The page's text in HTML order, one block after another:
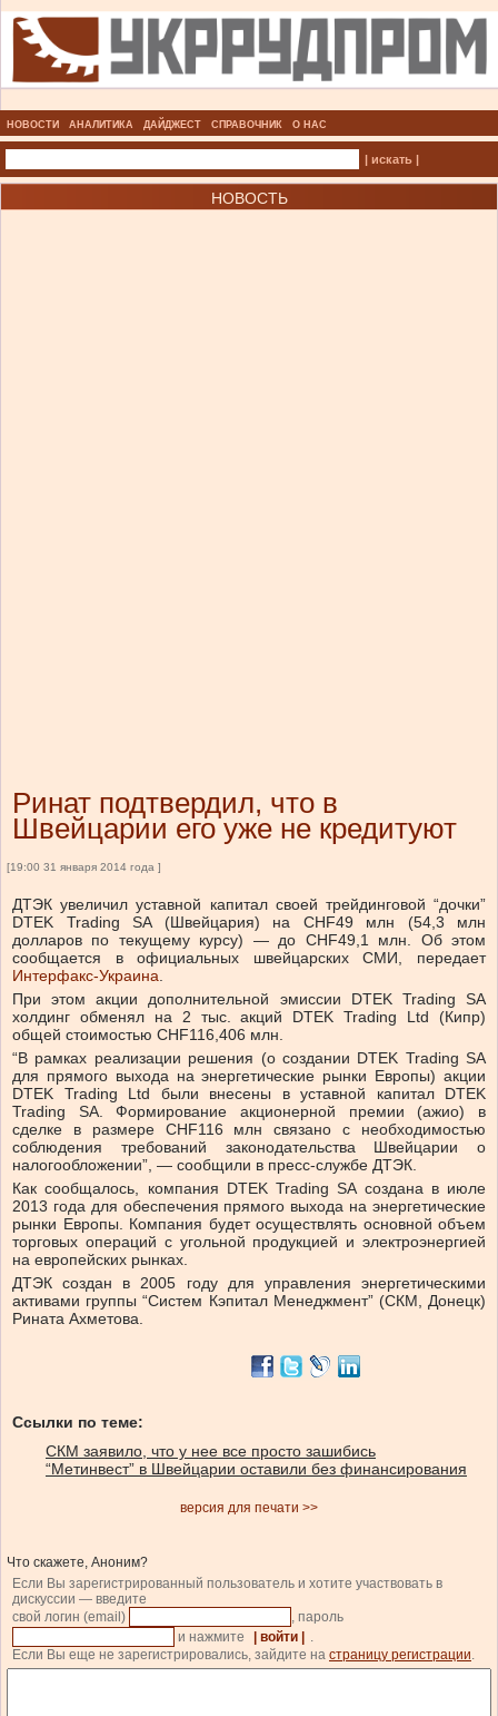
НОВОСТИ АНАЛИТИКА ДАЙДЖЕСТ СПРАВОЧНИК О НАС
| искать |
НОВОСТЬ
Ринат подтвердил, что в
Швейцарии его уже не кредитуют
[19:00 31 января 2014 года ]
ДТЭК увеличил уставной капитал своей трейдинговой “дочки”
DTEK Trading SA (Швейцария) на CHF49 млн (54,3 млн
долларов по текущему курсу) — до CHF49,1 млн. Об этом
сообщается в официальных швейцарских СМИ, передает
Интерфакс-Украина.
При этом акции дополнительной эмиссии DTEK Trading SA
холдинг обменял на 2 тыс. акций DTEK Trading Ltd (Кипр)
общей стоимостью CHF116,406 млн.
“В рамках реализации решения (о создании DTEK Trading SA
для прямого выхода на энергетические рынки Европы) акции
DTEK Trading Ltd были внесены в уставной капитал DTEK
Trading SA. Формирование акционерной премии (ажио) в
сделке в размере CHF116 млн связано с необходимостью
соблюдения требований законодательства Швейцарии о
налогообложении”, — сообщили в пресс-службе ДТЭК.
Как сообщалось, компания DTEK Trading SA создана в июле
2013 года для обеспечения прямого выхода на энергетические
рынки Европы. Компания будет осуществлять основной объем
торговых операций с угольной продукцией и электроэнергией
на европейских рынках.
ДТЭК создан в 2005 году для управления энергетическими
активами группы “Систем Кэпитал Менеджмент” (СКМ, Донецк)
Рината Ахметова.
Ссылки по теме:
СКМ заявило, что у нее все просто зашибись
“Метинвест” в Швейцарии оставили без финансирования
версия для печати >>
Что скажете, Аноним?
Если Вы зарегистрированный пользователь и хотите участвовать в
дискуссии — введите
свой логин (email)
, пароль
и нажмите
| войти |
.
Если Вы еще не зарегистрировались, зайдите на страницу регистрации.